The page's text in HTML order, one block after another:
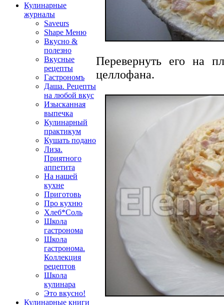
Кулинарные
журналы
Saveurs
Shape Меню
Вкусно &
полезно
Вкусные
рецепты
Гастрономъ
Даша. Рецепты
на любой вкус
Изысканная
выпечка
Кулинарный
практикум
Кушать подано
Лиза.
Приятного
аппетита
На нашей
кухне
Приготовь
Про кухню
Хлеб*Соль
Школа
гастронома
Школа
гастронома.
Коллекция
рецептов
Школа
кулинара
Это вкусно!
Кулинарные книги
Перевернуть его на
целлофана.